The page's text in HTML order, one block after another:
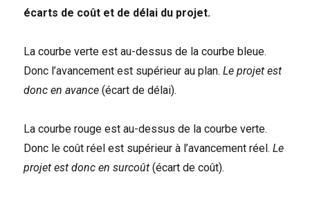
écarts de coût et de délai du projet.
La courbe verte est au-dessus de la courbe bleue.
Donc l’avancement est supérieur au plan.Le projet est
donc en avance (écart de délai).
La courbe rouge est au-dessus de la courbe verte.
Donc le coût réel est supérieur à l’avancement réel.Le
projet est donc en surcoût (écart de coût).